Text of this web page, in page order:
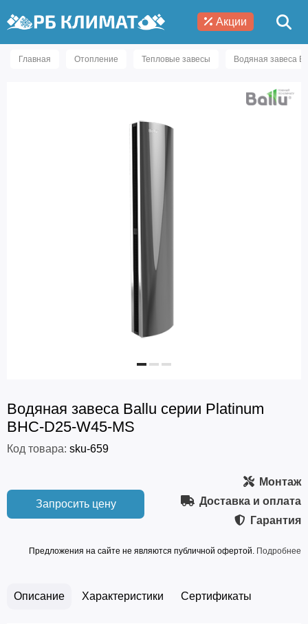
Акции
Главная Отопление Тепловые завесы Водяная завеса
Водяная завеса Ballu серии Platinum
BHC-D25-W45-MS
Код товара: sku-659
Запросить цену
Монтаж
Доставка и оплата
Гарантия
Предложения на сайте не являются публичной офертой. Подробнее
Описание Характеристики Сертификаты